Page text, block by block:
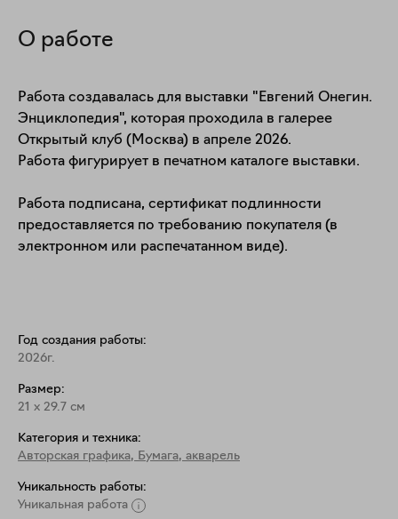
О работе
Работа создавалась для выставки "Евгений Онегин.
Энциклопедия", которая проходила в галерее
Открытый клуб (Москва) в апреле 2026.
Работа фигурирует в печатном каталоге выставки.
Работа подписана, сертификат подлинности
предоставляется по требованию покупателя (в
электронном или распечатанном виде).
Год создания работы:
2026г.
Размер:
21 x 29.7 см
Категория и техника:
Авторская графика, Бумага, акварель
Уникальность работы:
Уникальная работа